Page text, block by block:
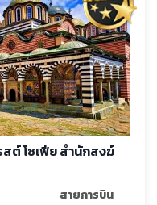
สายการบิน